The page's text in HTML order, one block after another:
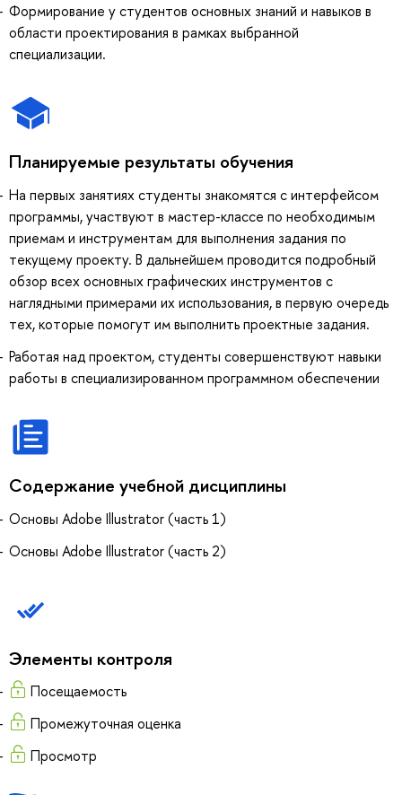
Формирование у студентов основных знаний и навыков в
области проектирования в рамках выбранной
специализации.
Планируемые результаты обучения
На первых занятиях студенты знакомятся с интерфейсом
программы, участвуют в мастер-классе по необходимым
приемам и инструментам для выполнения задания по
текущему проекту. В дальнейшем проводится подробный
обзор всех основных графических инструментов с
наглядными примерами их использования, в первую очередь
тех, которые помогут им выполнить проектные задания.
Работая над проектом, студенты совершенствуют навыки
работы в специализированном программном обеспечении
Содержание учебной дисциплины
Основы Adobe Illustrator (часть 1)
Основы Adobe Illustrator (часть 2)
Элементы контроля
Посещаемость
Промежуточная оценка
Просмотр